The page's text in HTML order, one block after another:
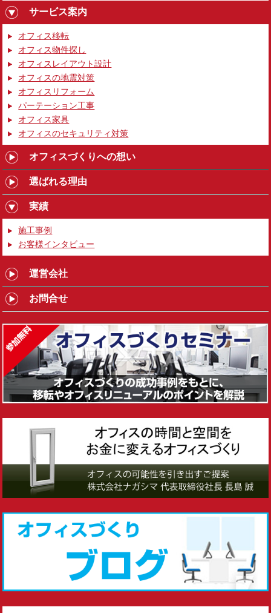
サービス案内
オフィス移転
オフィス物件探し
オフィスレイアウト設計
オフィスの地震対策
オフィスリフォーム
パーテーション工事
オフィス家具
オフィスのセキュリティ対策
オフィスづくりへの想い
選ばれる理由
実績
施工事例
お客様インタビュー
運営会社
お問合せ